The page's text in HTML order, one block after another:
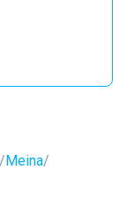
Meina